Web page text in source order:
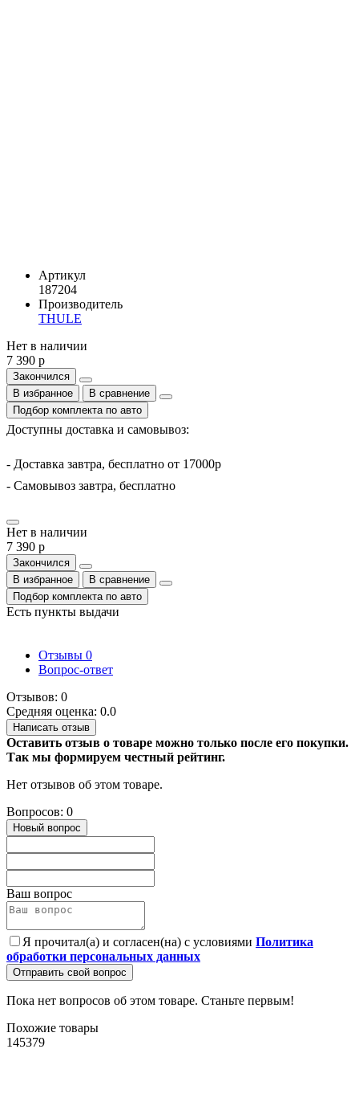
Артикул
187204
Производитель
THULE
Нет в наличии
7 390 р
Закончился
В избранное
В сравнение
Подбор комплекта по авто
Доступны доставка и самовывоз:
- Доставка завтра, бесплатно от 17000р
- Самовывоз завтра, бесплатно
Нет в наличии
7 390 р
Закончился
В избранное
В сравнение
Подбор комплекта по авто
Есть пункты выдачи
Отзывы 0
Вопрос-ответ
Отзывов: 0
Средняя оценка: 0.0
Написать отзыв
Оставить отзыв о товаре можно только после его покупки.
Так мы формируем честный рейтинг.
Нет отзывов об этом товаре.
Вопросов: 0
Новый вопрос
Ваш вопрос
Я прочитал(а) и согласен(на) с условиями Политика
обработки персональных данных
Отправить свой вопрос
Пока нет вопросов об этом товаре. Станьте первым!
Похожие товары
145379